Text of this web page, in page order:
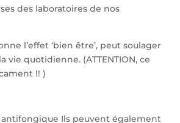
des laboratoires de nos
l’effet ‘bien être’, peut soulager
vie quotidienne. (ATTENTION, ce
!! )
Ils peuvent également